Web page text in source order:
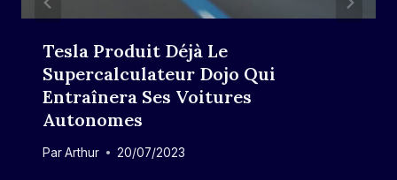
Tesla Produit Déjà Le
Supercalculateur Dojo Qui
Entraînera Ses Voitures
Autonomes
ParArthur 20/07/2023